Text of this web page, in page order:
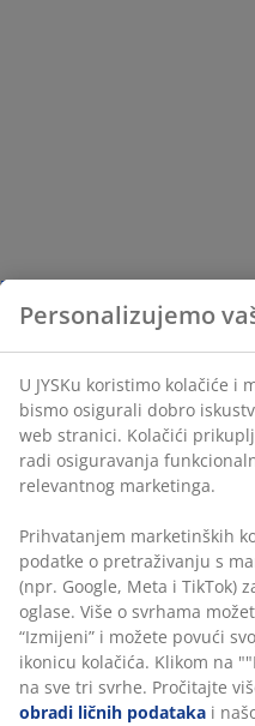
Personalizujemo
U JYSKu koristimo kolačiće i
bismo osigurali dobro
web stranici. Kolačići
radi osiguravanja
relevantnog marketinga.
Prihvatanjem marketinških
podatke o pretraživanju s
(npr. Google, Meta i TikTok)
oglase. Više o svrhama
“Izmijeni” i možete povući
ikonicu kolačića. Klikom na
na sve tri svrhe. Pročitajte
obradi ličnih podataka i